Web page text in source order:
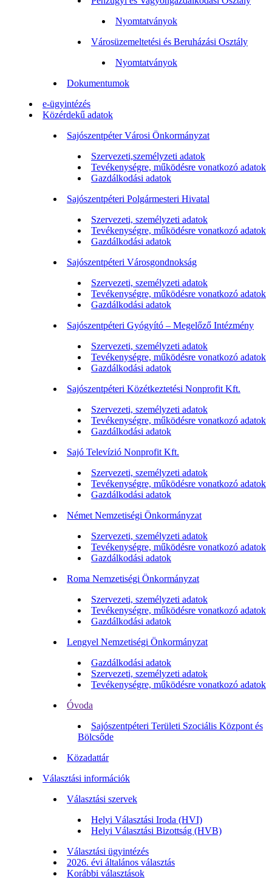
Nyomtatványok
Városüzemeltetési és Beruházási Osztály
Nyomtatványok
Dokumentumok
e-ügyintézés
Közérdekű adatok
Sajószentpéter Városi Önkormányzat
Szervezeti,személyzeti adatok
Tevékenységre, működésre vonatkozó adatok
Gazdálkodási adatok
Sajószentpéteri Polgármesteri Hivatal
Szervezeti, személyzeti adatok
Tevékenységre, működésre vonatkozó adatok
Gazdálkodási adatok
Sajószentpéteri Városgondnokság
Szervezeti, személyzeti adatok
Tevékenységre, működésre vonatkozó adatok
Gazdálkodási adatok
Sajószentpéteri Gyógyító – Megelőző Intézmény
Szervezeti, személyzeti adatok
Tevékenységre, működésre vonatkozó adatok
Gazdálkodási adatok
Sajószentpéteri Közétkeztetési Nonprofit Kft.
Szervezeti, személyzeti adatok
Tevékenységre, működésre vonatkozó adatok
Gazdálkodási adatok
Sajó Televízió Nonprofit Kft.
Szervezeti, személyzeti adatok
Tevékenységre, működésre vonatkozó adatok
Gazdálkodási adatok
Német Nemzetiségi Önkormányzat
Szervezeti, személyzeti adatok
Tevékenységre, működésre vonatkozó adatok
Gazdálkodási adatok
Roma Nemzetiségi Önkormányzat
Szervezeti, személyzeti adatok
Tevékenységre, működésre vonatkozó adatok
Gazdálkodási adatok
Lengyel Nemzetiségi Önkormányzat
Gazdálkodási adatok
Szervezeti, személyzeti adatok
Tevékenységre, működésre vonatkozó adatok
Óvoda
Sajószentpéteri Területi Szociális Központ és
Bölcsőde
Közadattár
Választási információk
Választási szervek
Helyi Választási Iroda (HVI)
Helyi Választási Bizottság (HVB)
Választási ügyintézés
2026. évi általános választás
Korábbi választások